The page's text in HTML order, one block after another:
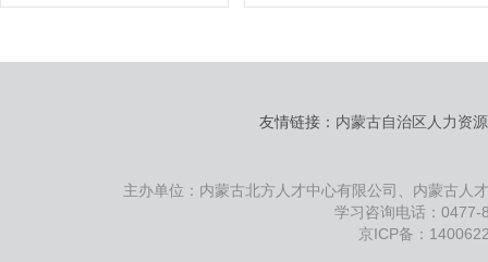
友情链接： 内蒙古自治区人力资
主办单位：内蒙古北方人才中心有限公司、内蒙古
学习咨询电话：
京ICP备：